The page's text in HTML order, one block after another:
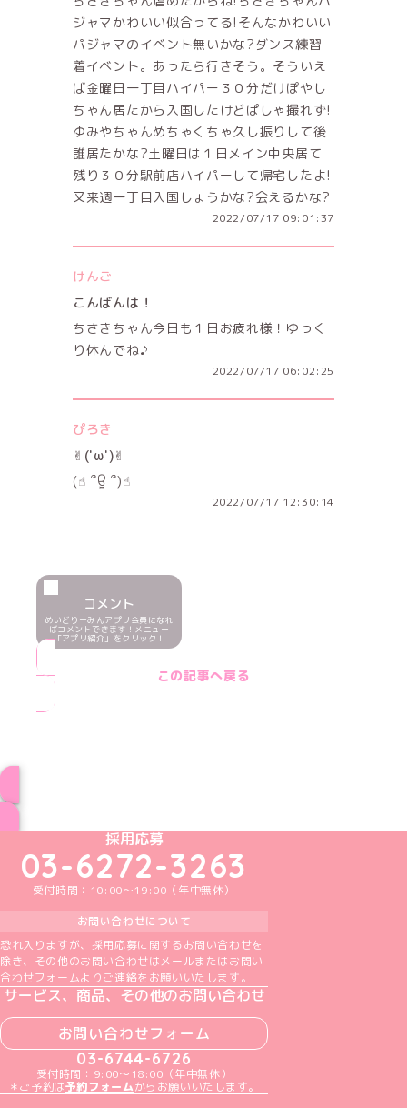
ジャマかわいい似合ってる!そんなかわいい
パジャマのイベント無いかな?ダンス練習
着イベント。あったら行きそう。そういえ
ば金曜日一丁目ハイパー３０分だけぽやし
ちゃん居たから入国したけどぱしゃ撮れず!
ゆみやちゃんめちゃくちゃ久し振りして後
誰居たかな?土曜日は１日メイン中央居て
残り３０分駅前店ハイパーして帰宅したよ!
又来週一丁目入国しょうかな?会えるかな?
2022/07/17 09:01:37
けんご
こんばんは！
ちさきちゃん今日も１日お疲れ様！ゆっく
り休んでね♪
2022/07/17 06:02:25
ぴろき
✌︎('ω')✌︎
(☝︎ ՞ਊ ՞)☝︎
2022/07/17 12:30:14
コメント
めいどりーみんアプリ会員になれ
ばコメントできます！メニュー
「アプリ紹介」をクリック！
この記事へ戻る
めいどりーみんTikTok公式アカウント
めいどりーみんX公式アカウント
めいどりーみんInstagram公式アカウント
めいどりーみんFacebook公式アカウン
めいどりーみんYouTube公式アカ
採用応募
03-6272-3263
受付時間：10:00～19:00（年中無休）
お問い合わせについて
恐れ入りますが、採用応募に関するお問い合わせを
除き、その他のお問い合わせはメールまたはお問い
合わせフォームよりご連絡をお願いいたします。
サービス、商品、その他のお問い合わせ
お問い合わせフォーム
03-6744-6726
受付時間：9:00～18:00（年中無休）
＊ご予約は予約フォームからお願いいたします。